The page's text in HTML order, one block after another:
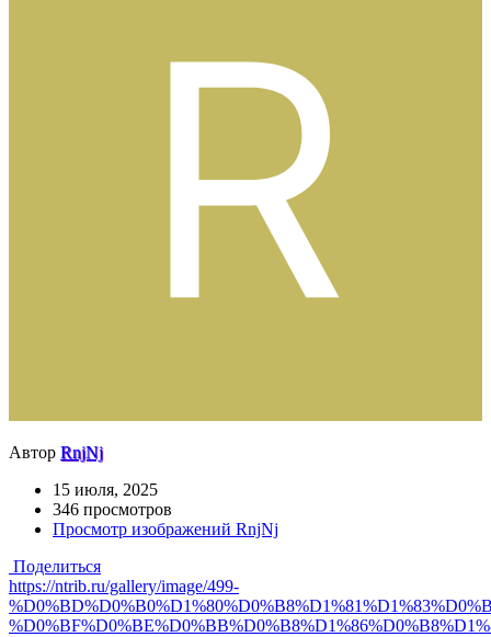
Автор RnjNj
15 июля, 2025
346 просмотров
Просмотр изображений RnjNj
Поделиться
https://ntrib.ru/gallery/image/499-